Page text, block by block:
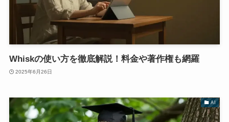
Whiskの使い方を徹底解説！料金や著作権も網羅
2025年6月26日
AI